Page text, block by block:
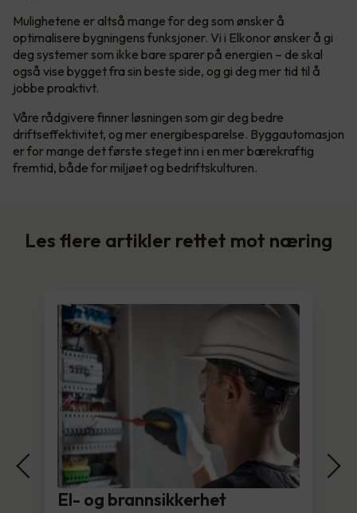
Mulighetene er altså mange for deg som ønsker å
optimalisere bygningens funksjoner. Vi i Elkonor ønsker å gi
deg systemer som ikke bare sparer på energien – de skal
også vise bygget fra sin beste side, og gi deg mer tid til å
jobbe proaktivt.
Våre rådgivere finner løsningen som gir deg bedre
driftseffektivitet, og mer energibesparelse. Byggautomasjon
er for mange det første steget inn i en mer bærekraftig
fremtid, både for miljøet og bedriftskulturen.
Les flere artikler rettet mot næring
El- og brannsikkerhet